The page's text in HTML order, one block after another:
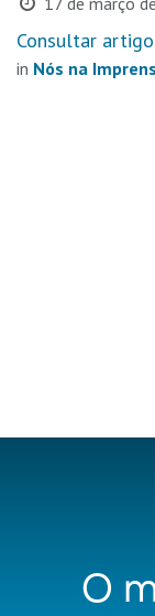
Consultar artigo
in Nós na
O